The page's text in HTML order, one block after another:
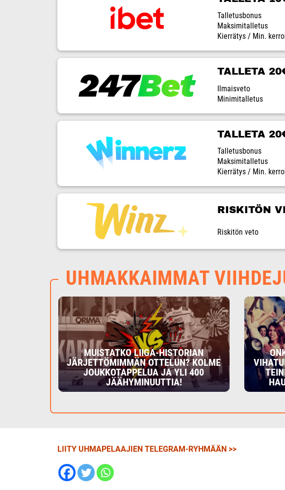
Talletusbonus
Maksimitalletus
Kierrätys / Min.
TALLETA
Ilmaisveto
Minimitalletus
TALLETA
Talletusbonus
Maksimitalletus
Kierrätys / Min.
RISKITÖN
Riskitön veto
UHMAKKAIMMAT
MUISTATKO LIIGA-HISTORIAN
JÄRJETTÖMIMMÄN OTTELUN? KOLME
JOUKKOTAPPELUA JA YLI 400
JÄÄHYMINUUTTIA!
LIITY UHMAPELAAJIEN TELEGRAM-RYHMÄÄN >>